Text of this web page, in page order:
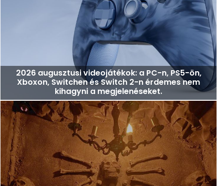
2026 augusztusi videojátékok: a PC-n, PS5-ön,
Xboxon, Switchen és Switch 2-n érdemes nem
kihagyni a megjelenéseket.